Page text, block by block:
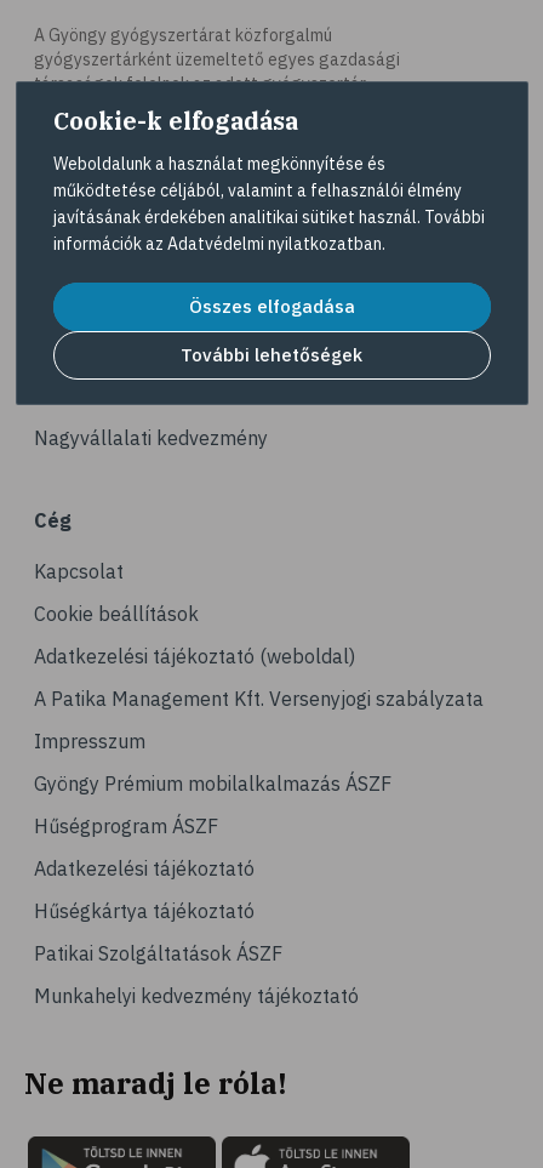
# jóga
# nordic walking
# testmozgás
# kocogás
# túrázás
# stresszcsökkentés
# gyaloglás
# ízületi gyulladás
# tornagyakorlatok
# edzés
# fizikai aktivitás
# gyorsgyaloglás
# relaxáció
# sportolás
# sípálya
# sífutás
# curling
# Egészség
# immunrendszer
# izomerősítés
# utazás
A Gyöngy gyógyszertárat közforgalmú
gyógyszertárként üzemeltető egyes gazdasági
társaságok felelnek az adott gyógyszertár
működésért. A Gyöngy gyógyszertárak listáját és
elérhetőségeit a Gyógyszertár kereső
tekintheti meg.
Navigáció
Dermokozmetikumok
Gyöngy Patika Magazin
Nagyvállalati kedvezmény
Cég
Kapcsolat
Cookie beállítások
Adatkezelési tájékoztató (weboldal)
A Patika Management Kft. Versenyjogi szabályzata
Impresszum
Gyöngy Prémium mobilalkalmazás ÁSZF
Hűségprogram ÁSZF
Adatkezelési tájékoztató
Hűségkártya tájékoztató
Patikai Szolgáltatások ÁSZF
Munkahelyi kedvezmény tájékoztató
Ne maradj le róla!
Cookie-k elfogadása
Weboldalunk a használat megkönnyítése és
működtetése céljából, valamint a felhasználói élmény
javításának érdekében analitikai sütiket használ. További
információk az Adatvédelmi nyilatkozatban.
Összes elfogadása
További lehetőségek